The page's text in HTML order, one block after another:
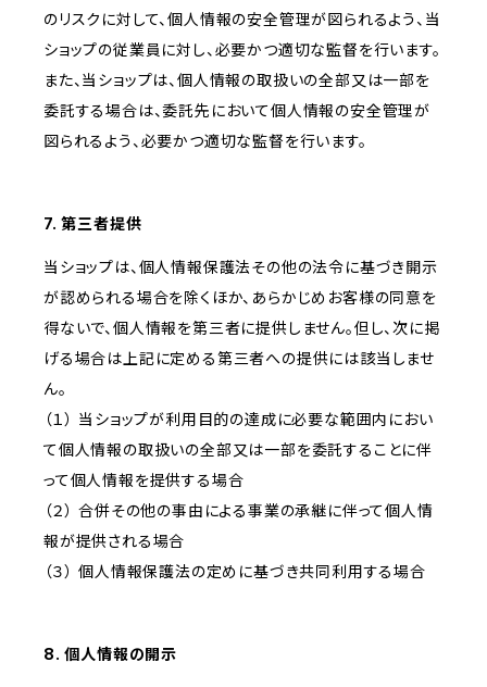
のリスクに対して、個人情報の安全管理が図られるよう、当
ショップの従業員に対し、必要かつ適切な監督を行います。
また、当ショップは、個人情報の取扱いの全部又は一部を
委託する場合は、委託先において個人情報の安全管理が
図られるよう、必要かつ適切な監督を行います。
7. 第三者提供
当ショップは、個人情報保護法その他の法令に基づき開示
が認められる場合を除くほか、あらかじめお客様の同意を
得ないで、個人情報を第三者に提供しません。但し、次に掲
げる場合は上記に定める第三者への提供には該当しませ
ん。
（１） 当ショップが利用目的の達成に必要な範囲内におい
て個人情報の取扱いの全部又は一部を委託することに伴
って個人情報を提供する場合
（２） 合併その他の事由による事業の承継に伴って個人情
報が提供される場合
（３） 個人情報保護法の定めに基づき共同利用する場合
8. 個人情報の開示